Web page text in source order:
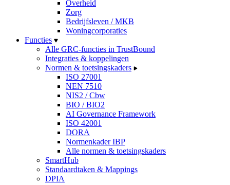
Overheid
Zorg
Bedrijfsleven / MKB
Woningcorporaties
Functies
Alle GRC-functies in TrustBound
Integraties & koppelingen
Normen & toetsingskaders
ISO 27001
NEN 7510
NIS2 / Cbw
BIO / BIO2
AI Governance Framework
ISO 42001
DORA
Normenkader IBP
Alle normen & toetsingskaders
SmartHub
Standaardtaken & Mappings
DPIA